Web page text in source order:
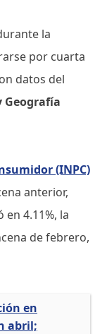
la
por cuarta
datos del
(INPC)
anterior,
4.11%, la
de febrero,
en
abril;